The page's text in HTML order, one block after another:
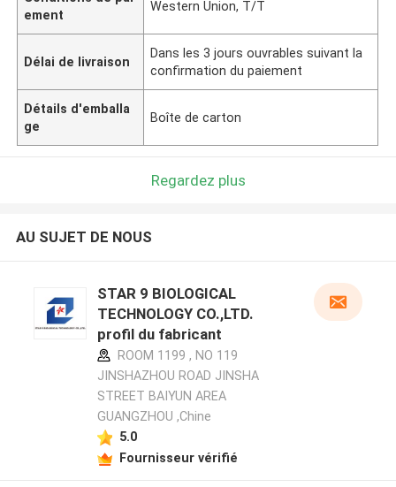
ement
Western Union, T/T
Délai de livraison
Dans les 3 jours ouvrables suivant la
confirmation du paiement
Détails d'emballa
ge
Boîte de carton
Regardez plus
AU SUJET DE NOUS
STAR 9 BIOLOGICAL
TECHNOLOGY CO.,LTD.
profil du fabricant
ROOM 1199 , NO 119
JINSHAZHOU ROAD JINSHA
STREET BAIYUN AREA
GUANGZHOU ,Chine
5.0
Fournisseur vérifié